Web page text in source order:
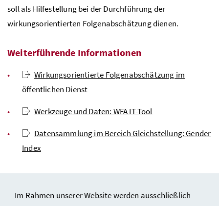
Im Rahmen unserer Website werden ausschließlich
soll als Hilfestellung bei der Durchführung der
wirkungsorientierten Folgenabschätzung dienen.
Weiterführende Informationen
Wirkungsorientierte Folgenabschätzung im
öffentlichen Dienst
Werkzeuge und Daten: WFA IT-Tool
Datensammlung im Bereich Gleichstellung: Gender
Index